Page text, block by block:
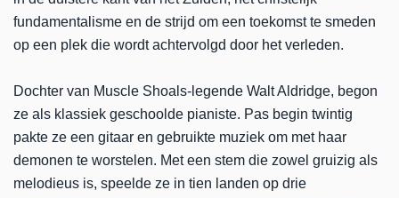
fundamentalisme en de strijd om een toekomst te smeden
op een plek die wordt achtervolgd door het verleden.
Dochter van Muscle Shoals-legende Walt Aldridge, begon
ze als klassiek geschoolde pianiste. Pas begin twintig
pakte ze een gitaar en gebruikte muziek om met haar
demonen te worstelen. Met een stem die zowel gruizig als
melodieus is, speelde ze in tien landen op drie